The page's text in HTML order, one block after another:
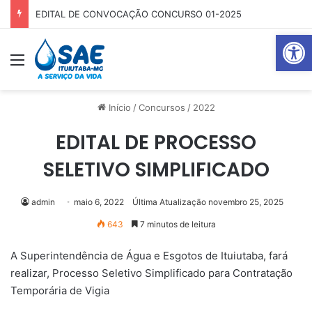
Abrir
EDITAL DE CONVOCAÇÃO CONCURSO 01-2025
Menu
Início / Concursos / 2022
EDITAL DE PROCESSO
SELETIVO SIMPLIFICADO
admin maio 6, 2022 Última Atualização novembro 25, 2025
643 7 minutos de leitura
A Superintendência de Água e Esgotos de Ituiutaba, fará
realizar, Processo Seletivo Simplificado para Contratação
Temporária de Vigia